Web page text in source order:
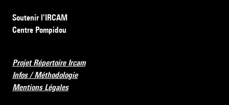
Soutenir l’IRCAM
Centre Pompidou
Projet Répertoire Ircam
Infos / Méthodologie
Mentions Légales